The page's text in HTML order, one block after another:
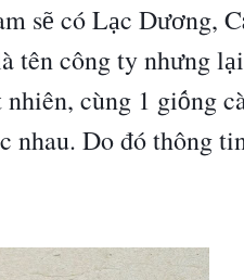
sẽ cóLạc Dương, C
àtên công ty nhưng lạ
nhiên, cùng 1 giống c
c nhau. Dođóthông